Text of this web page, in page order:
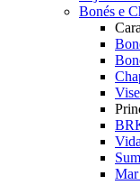
Bonés e